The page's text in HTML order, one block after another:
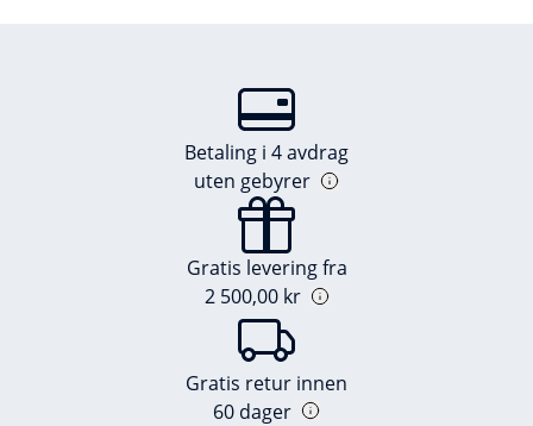
Betaling i 4 avdrag
uten gebyrer
Gratis levering fra
2 500,00 kr
Gratis retur innen
60 dager